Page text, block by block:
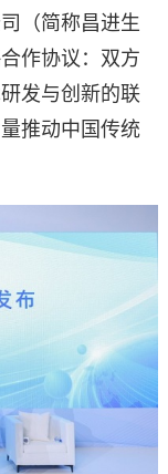
（简称昌进生
作协议：双方
发与创新的联
推动中国传统